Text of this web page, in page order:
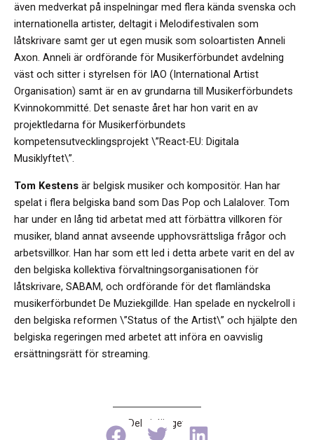
även medverkat på inspelningar med flera kända svenska och
internationella artister, deltagit i Melodifestivalen som
låtskrivare samt ger ut egen musik som soloartisten Anneli
Axon. Anneli är ordförande för Musikerförbundet avdelning
väst och sitter i styrelsen för IAO (International Artist
Organisation) samt är en av grundarna till Musikerförbundets
Kvinnokommitté. Det senaste året har hon varit en av
projektledarna för Musikerförbundets
kompetensutvecklingsprojekt \”React-EU: Digitala
Musiklyftet\”.
Tom Kestens är belgisk musiker och kompositör. Han har
spelat i flera belgiska band som Das Pop och Lalalover. Tom
har under en lång tid arbetat med att förbättra villkoren för
musiker, bland annat avseende upphovsrättsliga frågor och
arbetsvillkor. Han har som ett led i detta arbete varit en del av
den belgiska kollektiva förvaltningsorganisationen för
låtskrivare, SABAM, och ordförande för det flamländska
musikerförbundet De Muziekgillde. Han spelade en nyckelroll i
den belgiska reformen \”Status of the Artist\” och hjälpte den
belgiska regeringen med arbetet att införa en oavvislig
ersättningsrätt för streaming.
Dela inlägget